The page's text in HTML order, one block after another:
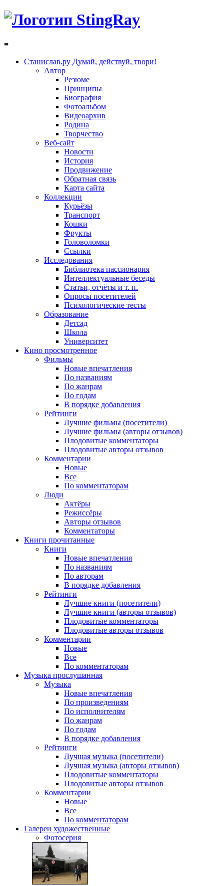
≡
Станислав.ру Думай, действуй, твори!
Автор
Резюме
Принципы
Биография
Фотоальбом
Видеоархив
Родина
Творчество
Веб-сайт
Новости
История
Продвижение
Обратная связь
Карта сайта
Коллекции
Курьёзы
Транспорт
Кошки
Фрукты
Головоломки
Ссылки
Исследования
Библиотека пассионария
Интеллектуальные беседы
Статьи, отчёты и т. п.
Опросы посетителей
Психологические тесты
Образование
Детсад
Школа
Университет
Кино просмотренное
Фильмы
Новые впечатления
По названиям
По жанрам
По годам
В порядке добавления
Рейтинги
Лучшие фильмы (посетители)
Лучшие фильмы (авторы отзывов)
Плодовитые комментаторы
Плодовитые авторы отзывов
Комментарии
Новые
Все
По комментаторам
Люди
Актёры
Режиссёры
Авторы отзывов
Комментаторы
Книги прочитанные
Книги
Новые впечатления
По названиям
По авторам
В порядке добавления
Рейтинги
Лучшие книги (посетители)
Лучшие книги (авторы отзывов)
Плодовитые комментаторы
Плодовитые авторы отзывов
Комментарии
Новые
Все
По комментаторам
Музыка прослушанная
Музыка
Новые впечатления
По произведениям
По исполнителям
По жанрам
По годам
В порядке добавления
Рейтинги
Лучшая музыка (посетители)
Лучшая музыка (авторы отзывов)
Плодовитые комментаторы
Плодовитые авторы отзывов
Комментарии
Новые
Все
По комментаторам
Галереи художественные
Фотосерия